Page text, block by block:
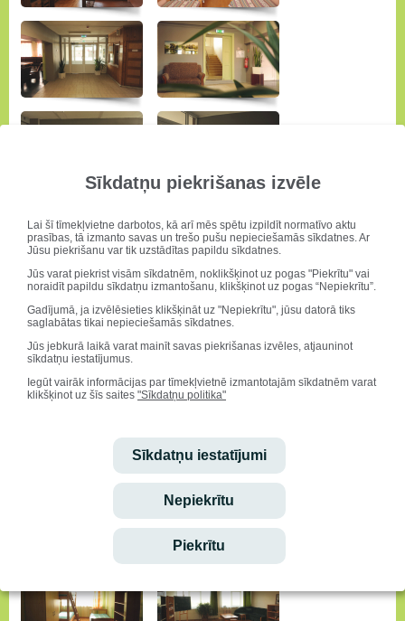
Sīkdatņu piekrišanas izvēle
Lai šī tīmekļvietne darbotos, kā arī mēs spētu izpildīt normatīvo aktu
prasības, tā izmanto savas un trešo pušu nepieciešamās sīkdatnes. Ar
Jūsu piekrišanu var tik uzstādītas papildu sīkdatnes.
Jūs varat piekrist visām sīkdatnēm, noklikšķinot uz pogas "Piekrītu" vai
noraidīt papildu sīkdatņu izmantošanu, klikšķinot uz pogas “Nepiekrītu”.
Gadījumā, ja izvēlēsieties klikšķināt uz "Nepiekrītu", jūsu datorā tiks
saglabātas tikai nepieciešamās sīkdatnes.
Jūs jebkurā laikā varat mainīt savas piekrišanas izvēles, atjauninot
sīkdatņu iestatījumus.
Iegūt vairāk informācijas par tīmekļvietnē izmantotajām sīkdatnēm varat
klikšķinot uz šīs saites "Sīkdatņu politika"
Sīkdatņu iestatījumi
Nepiekrītu
Piekrītu